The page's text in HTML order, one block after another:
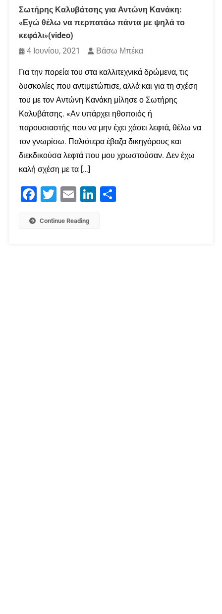
Σωτήρης Καλυβάτσης για Αντώνη Κανάκη:
«Εγώ θέλω να περπατάω πάντα με ψηλά το
κεφάλι»(video)
4 Ιουνίου, 2021
Βάσω Μπέκα
Για την πορεία του στα καλλιτεχνικά δρώμενα, τις
δυσκολίες που αντιμετώπισε, αλλά και για τη σχέση
του με τον Αντώνη Κανάκη μίλησε ο Σωτήρης
Καλυβάτσης. «Αν υπάρχει ηθοποιός ή
παρουσιαστής που να μην έχει χάσει λεφτά, θέλω να
τον γνωρίσω. Παλιότερα έβαζα δικηγόρους και
διεκδικούσα λεφτά που μου χρωστούσαν. Δεν έχω
καλή σχέση με τα […]
Facebook
Twitter Email LinkedIn
Continue Reading